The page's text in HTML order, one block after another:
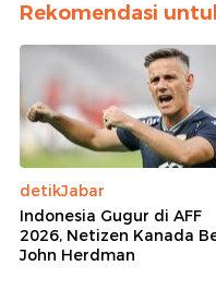
Rekomendasi
detikJabar
Indonesia Gugur di AFF
2026, Netizen Kanada
John Herdman